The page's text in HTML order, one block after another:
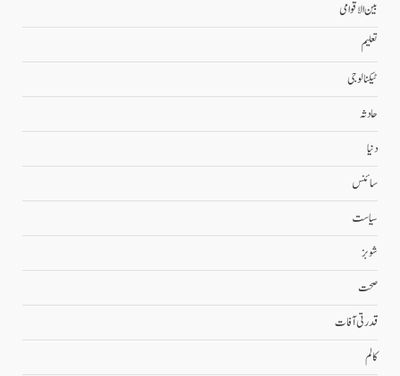
بین الاقوامی
تعلیم
ٹیکنالوجی
حادثہ
دنیا
سائنس
سیاست
شوبز
صحت
قدرتی آفات
کالم